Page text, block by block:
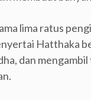
lima ratus
Hatthaka
dan